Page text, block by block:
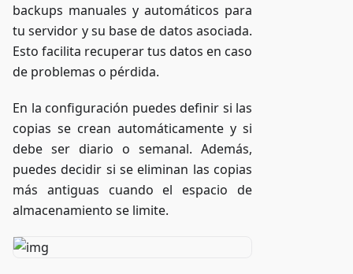
backups manuales y automáticos para
tu servidor y su base de datos asociada.
Esto facilita recuperar tus datos en caso
de problemas o pérdida.
En la configuración puedes definir si las
copias se crean automáticamente y si
debe ser diario o semanal. Además,
puedes decidir si se eliminan las copias
más antiguas cuando el espacio de
almacenamiento se limite.